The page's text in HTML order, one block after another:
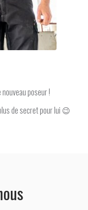
poseur !
de secret pour lui 😉